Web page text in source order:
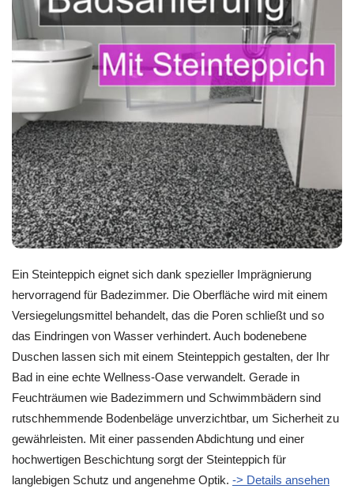
Ein Steinteppich eignet sich dank spezieller Imprägnierung
hervorragend für Badezimmer. Die Oberfläche wird mit einem
Versiegelungsmittel behandelt, das die Poren schließt und so
das Eindringen von Wasser verhindert. Auch bodenebene
Duschen lassen sich mit einem Steinteppich gestalten, der Ihr
Bad in eine echte Wellness-Oase verwandelt. Gerade in
Feuchträumen wie Badezimmern und Schwimmbädern sind
rutschhemmende Bodenbeläge unverzichtbar, um Sicherheit zu
gewährleisten. Mit einer passenden Abdichtung und einer
hochwertigen Beschichtung sorgt der Steinteppich für
langlebigen Schutz und angenehme Optik. -> Details ansehen